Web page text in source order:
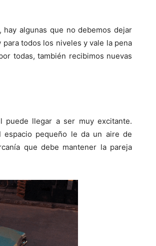
algunas que no debemos dejar
todos los niveles y vale la pena
todas, también recibimos nuevas
puede llegar a ser muy excitante.
pequeño le da un aire de
que debe mantener la pareja